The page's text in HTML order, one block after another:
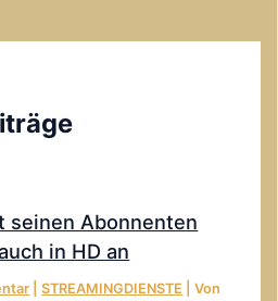
seinen Abonnenten
in HD an
|STREAMINGDIENSTE | Von